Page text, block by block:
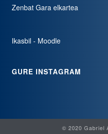
Zenbat Gara elkartea
Ikasbil - Moodle
GURE INSTAGRAM
© 2020 Gabriel